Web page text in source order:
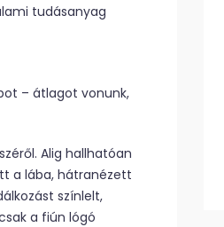
tudásanyag
– átlagot vonunk,
Alig hallhatóan
a lába, hátranézett
színlelt,
a fiún lógó